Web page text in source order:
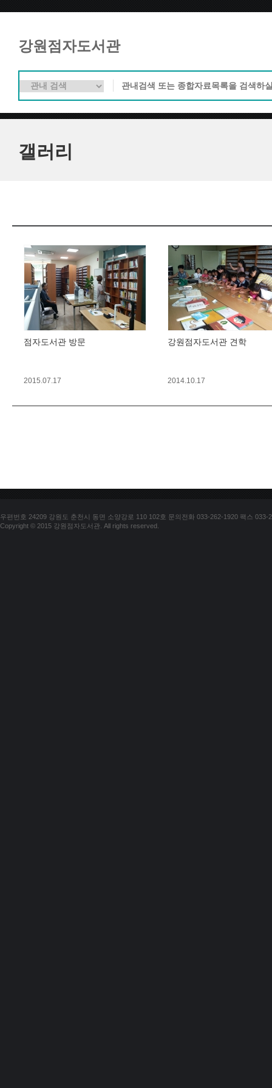
강원점자도서관
갤러리
점자도서관 방문
2015.07.17
강원점자도서관 견학
2014.10.17
우편번호 24209 강원도 춘천시 동면 소양강로 110 102호 문의전화 033-262-1920 팩스 033-
Copyright © 2015 강원점자도서관. All rights reserved.